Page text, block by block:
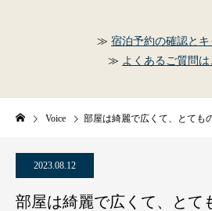
宿泊予約の確認と
よくあるご質問は
Voice 部屋は綺麗で広くて、とても
2023.08.12
部屋は綺麗で広くて、とて